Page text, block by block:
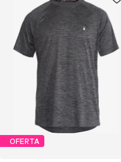
OFERTA